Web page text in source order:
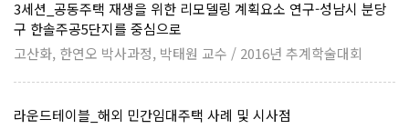
3세션_공동주택 재생을 위한 리모델링 계획요소 연구-성남시 분당
구 한솔주공5단지를 중심으로
고산화, 한연오 박사과정, 박태원 교수 / 2016년 추계학술대회
라운드테이블_해외 민간임대주택 사례 및 시사점